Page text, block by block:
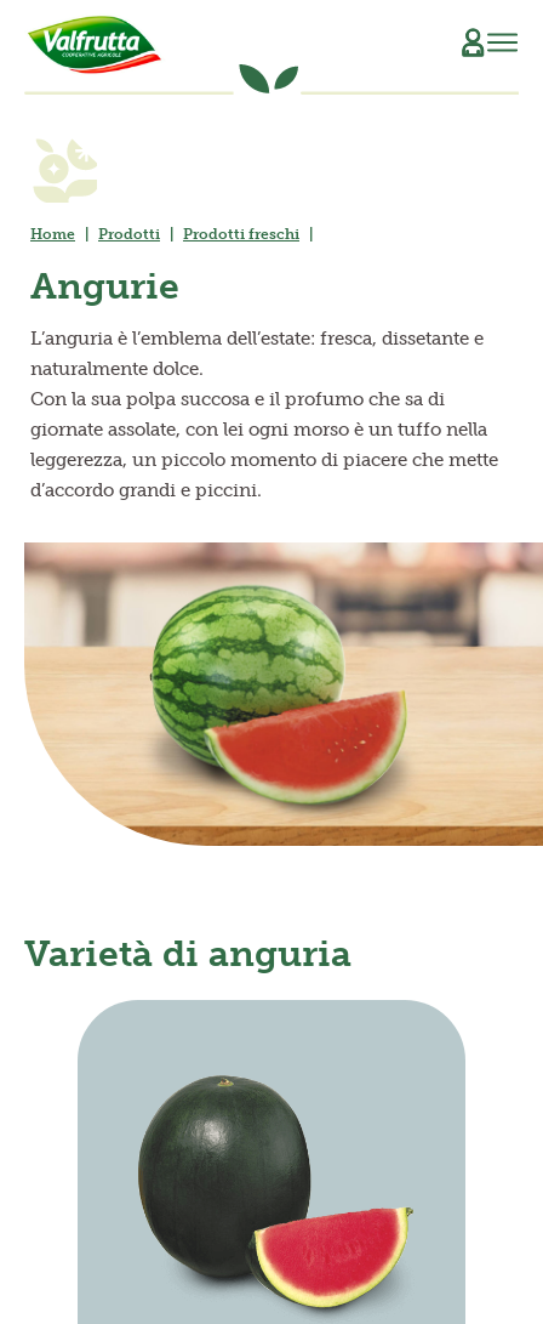
Il Manifesto
La Filiera Produttiva
Le Persone
La Storia
Il Sociale
La Tracciabilità
SCOPRI L’ORIGINE
SOSTENIBILITÀ
PRODOTTI
Verdure e Legumi conservati
Conserve di pomodoro
Piatti pronti vegetali
Frutta in pezzi
Polpe di frutta
Prodotti freschi
RICETTE
MAGAZINE
Home Prodotti Prodotti freschi
Angurie
L’anguria è l’emblema dell’estate: fresca, dissetante e
naturalmente dolce.
Con la sua polpa succosa e il profumo che sa di
giornate assolate, con lei ogni morso è un tuffo nella
leggerezza, un piccolo momento di piacere che mette
d’accordo grandi e piccini.
Varietà di anguria